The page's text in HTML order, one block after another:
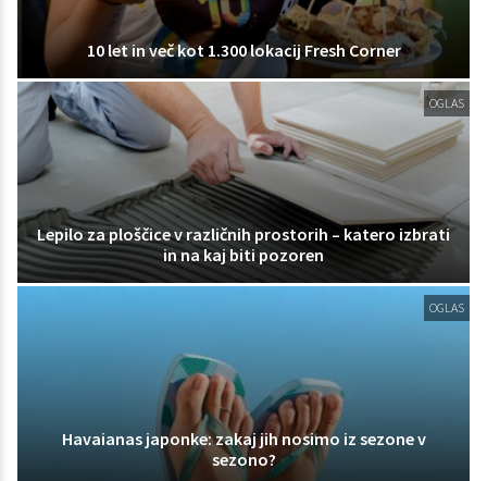
10 let in več kot 1.300 lokacij Fresh Corner
OGLAS
Lepilo za ploščice v različnih prostorih – katero izbrati
in na kaj biti pozoren
OGLAS
Havaianas japonke: zakaj jih nosimo iz sezone v
sezono?